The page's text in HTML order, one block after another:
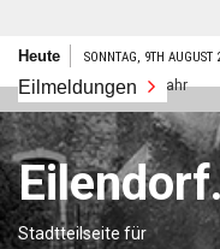
Zum
springen
Heute SONNTAG, 9TH AUGUST
Eilmeldungen
Frohes neues Jahr
Stadtteilseite für